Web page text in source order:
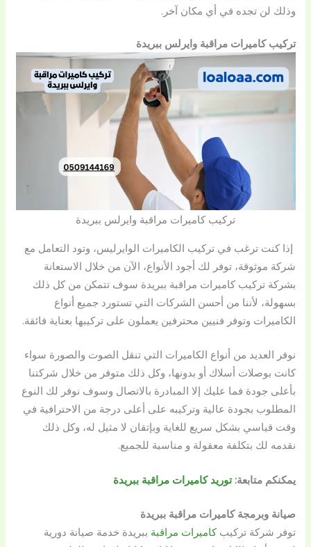
وذلك لن تجده في أي مكان آخر.
تركيب كاميرات مراقبة وايرلس ببريدة
تركيب كاميرات مراقبة وايرلس ببريدة
إذا كنت ترغب في تركيب الكاميرات الوايرليس، وتود التعامل مع
شركة موثوقة، توفر لك أجود الأنواع، الآن من خلال الاستعانة
بشركة تركيب كاميرات مراقبة ببريدة سوف تتمكن من كل ذلك
بسهولة، لأننا من أحسن الشركات التي تستورد جميع أنواع
الكاميرات وتوفر فنيين محترفين يعملون على تركيبها بعناية فائقة.
نوفر العديد من أنواع الكاميرات التي تنقل الصوت والصورة سواء
كانت بوصلات أسلاك أو بدونها، وكل ذلك متوفر من خلال شركتنا
بأعلى جودة فما عليك إلا المبادرة بالاتصال وسوف نوفر لك النوع
المطلوب بجودة عالية وتركيبه على أعلى درجة من الاحترافية في
وقت قياسي بشكل سريع للغاية وبإتقان لا مثيل له، وكل ذلك
نقدمه لك بتكلفة معقولة و مناسبة للجميع.
يمكنكم متابعة:توريد كاميرات مراقبة ببريدة
صيانة وبرمجة كاميرات مراقبة ببريدة
توفر شركة تركيبكاميرات مراقبة ببريدة خدمة صيانة دورية